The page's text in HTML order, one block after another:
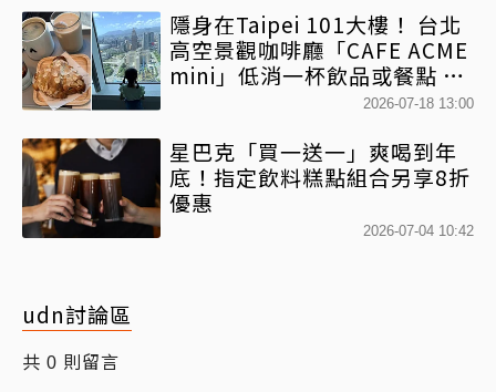
隱身在Taipei 101大樓！ 台北
高空景觀咖啡廳「CAFE ACME
mini」低消一杯飲品或餐點 就
能俯瞰台北信義區美景2026-07-18 13:00
星巴克「買一送一」爽喝到年
底！指定飲料糕點組合另享8折
優惠
2026-07-04 10:42
udn討論區
共 0 則留言